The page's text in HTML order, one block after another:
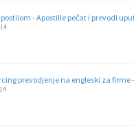
- Apostille pečat i prevodi
prevodjenje na engleski za firme